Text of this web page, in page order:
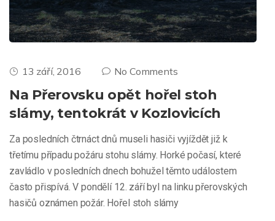
13 září, 2016 No Comments
Na Přerovsku opět hořel stoh
slámy, tentokrát v Kozlovicích
Za posledních čtrnáct dnů museli hasiči vyjíždět již k
třetímu případu požáru stohu slámy. Horké počasí, které
zavládlo v posledních dnech bohužel těmto událostem
často přispívá. V pondělí 12. září byl na linku přerovských
hasičů oznámen požár. Hořel stoh slámy